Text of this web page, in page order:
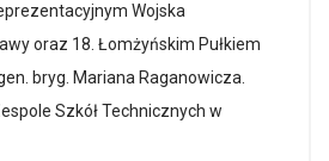
Wojska
oraz 18. Łomżyńskim Pułkiem
bryg. Mariana Raganowicza.
Szkół Technicznych w